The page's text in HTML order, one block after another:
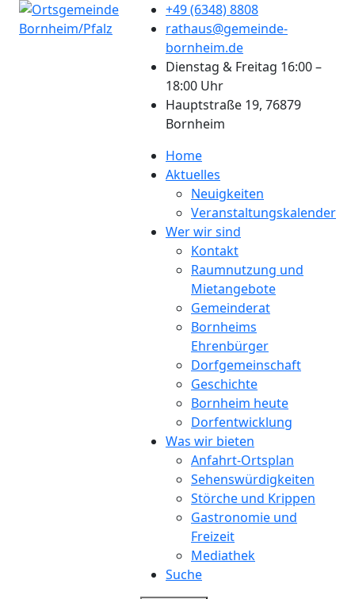
+49 (6348) 8808
rathaus@gemeinde-
bornheim.de
Dienstag & Freitag 16:00 –
18:00 Uhr
Hauptstraße 19, 76879
Bornheim
Home
Aktuelles
Neuigkeiten
Veranstaltungskalender
Wer wir sind
Kontakt
Raumnutzung und
Mietangebote
Gemeinderat
Bornheims
Ehrenbürger
Dorfgemeinschaft
Geschichte
Bornheim heute
Dorfentwicklung
Was wir bieten
Anfahrt-Ortsplan
Sehenswürdigkeiten
Störche und Krippen
Gastronomie und
Freizeit
Mediathek
Suche